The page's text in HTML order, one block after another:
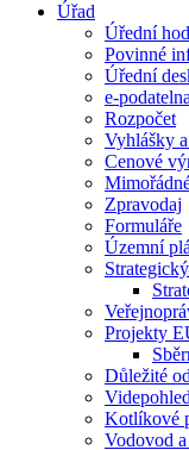
Úřad
Úřední
Povinné
Úřední
e-podatelna
Rozpočet
Vyhlášky
Cenové
Zpravodaj
Formuláře
Územní
Projekty
Důležité
Kotlíkové
Vodovod